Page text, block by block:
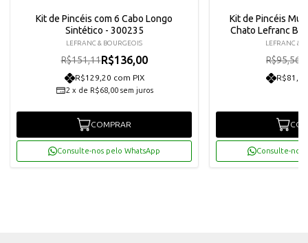
Kit de Pincéis com 6 Cabo Longo
Sintético - 300235
LEFRANC & BOURGEOIS
R$151,11R$136,00
R$129,20 com PIX
2 x de R$68,00 sem juros
COMPRAR
Consulte-nos pelo WhatsApp
Kit de Pincéis
Chato Lefranc
LEFRANC &
R$95,56
Consulte-nos